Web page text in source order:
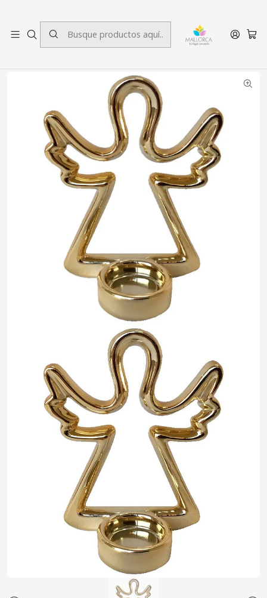
Inicio Decoración Portavelas Portavela Angel Gold